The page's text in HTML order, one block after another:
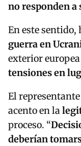
no responden a
En este
guerra en
exterior
tensiones en
El
acento en la
proceso. “
deberían